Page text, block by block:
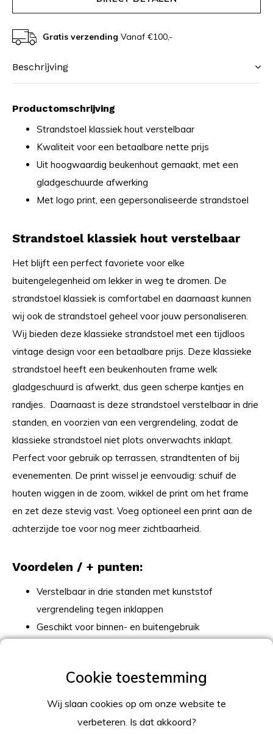
Gratis verzending Vanaf €100,-
Beschrijving
Productomschrijving
Strandstoel klassiek hout verstelbaar
Kwaliteit voor een betaalbare nette prijs
Uit hoogwaardig beukenhout gemaakt, met een
gladgeschuurde afwerking
Met logo print, een gepersonaliseerde strandstoel
Strandstoel klassiek hout verstelbaar
Het blijft een perfect favoriete voor elke
buitengelegenheid om lekker in weg te dromen. De
strandstoel klassiek is comfortabel en daarnaast kunnen
wij ook de strandstoel geheel voor jouw personaliseren.
Wij bieden deze klassieke strandstoel met een tijdloos
vintage design voor een betaalbare prijs. Deze klassieke
strandstoel heeft een beukenhouten frame welk
gladgeschuurd is afwerkt, dus geen scherpe kantjes en
randjes. Daarnaast is deze strandstoel verstelbaar in drie
standen, en voorzien van een vergrendeling, zodat de
klassieke strandstoel niet plots onverwachts inklapt.
Perfect voor gebruik op terrassen, strandtenten of bij
evenementen. De print wissel je eenvoudig: schuif de
houten wiggen in de zoom, wikkel de print om het frame
en zet deze stevig vast. Voeg optioneel een print aan de
achterzijde toe voor nog meer zichtbaarheid.
Voordelen / + punten:
Verstelbaar in drie standen met kunststof
vergrendeling tegen inklappen
Geschikt voor binnen- en buitengebruik
Stevig en inklapbaar – belastbaar tot 110 kg
Klassieke strandstoel voor een voordelige prijs
Wij slaan cookies op om onze website te
verbeteren. Is dat akkoord?